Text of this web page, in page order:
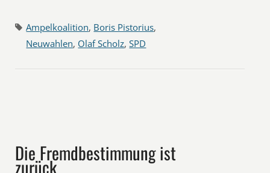
Ampelkoalition, Boris Pistorius,
Neuwahlen, Olaf Scholz,SPD
Die Fremdbestimmung ist
zurück